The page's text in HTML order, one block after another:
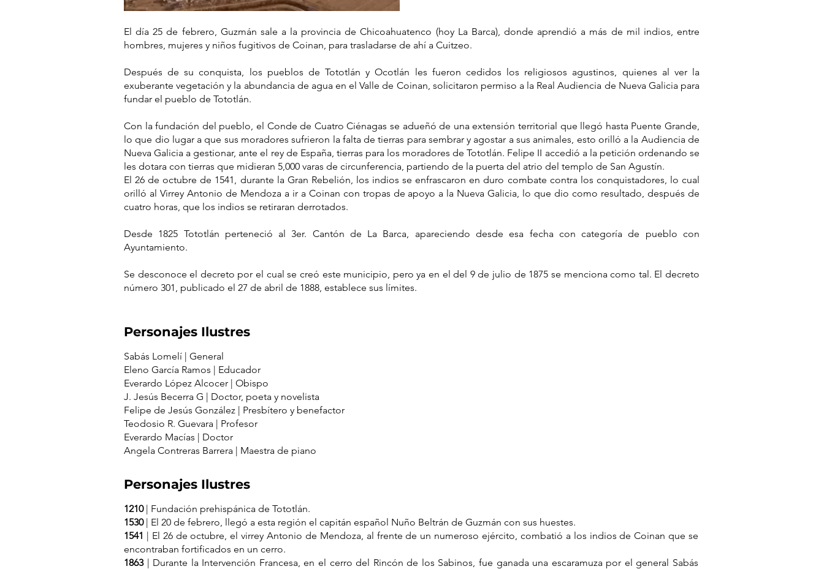
El día 25 de febrero, Guzmán sale a la provincia de Chicoahuatenco (hoy La Barca), donde aprendió a más de mil indios, entre
hombres, mujeres y niños fugitivos de Coinan, para trasladarse de ahí a Cuitzeo.
Después de su conquista, los pueblos de Tototlán y Ocotlán les fueron cedidos los religiosos agustinos, quienes al ver la
exuberante vegetación y la abundancia de agua en el Valle de Coinan, solicitaron permiso a la Real Audiencia de Nueva Galicia para
fundar el pueblo de Tototlán.
Con la fundación del pueblo, el Conde de Cuatro Ciénagas se adueñó de una extensión territorial que llegó hasta Puente Grande,
lo que dio lugar a que sus moradores sufrieron la falta de tierras para sembrar y agostar a sus animales, esto orilló a la Audiencia de
Nueva Galicia a gestionar, ante el rey de España, tierras para los moradores de Tototlán. Felipe II accedió a la petición ordenando se
les dotara con tierras que midieran 5,000 varas de circunferencia, partiendo de la puerta del atrio del templo de San Agustín.
El 26 de octubre de 1541, durante la Gran Rebelión, los indios se enfrascaron en duro combate contra los conquistadores, lo cual
orilló al Virrey Antonio de Mendoza a ir a Coinan con tropas de apoyo a la Nueva Galicia, lo que dio como resultado, después de
cuatro horas, que los indios se retiraran derrotados.
Desde 1825 Tototlán perteneció al 3er. Cantón de La Barca, apareciendo desde esa fecha con categoría de pueblo con
Ayuntamiento.
Se desconoce el decreto por el cual se creó este municipio, pero ya en el del 9 de julio de 1875 se menciona como tal. El decreto
número 301, publicado el 27 de abril de 1888, establece sus límites.
Personajes Ilustres
Sabás Lomelí | General
Eleno García Ramos | Educador
Everardo López Alcocer | Obispo
J. Jesús Becerra G | Doctor, poeta y novelista
Felipe de Jesús González | Presbítero y benefactor
Teodosio R. Guevara | Profesor
Everardo Macías | Doctor
Angela Contreras Barrera | Maestra de piano
Personajes Ilustres
1210| Fundación prehispánica de Tototlán.
1530| El 20 de febrero, llegó a esta región el capitán español Nuño Beltrán de Guzmán con sus huestes.
1541 | El 26 de octubre, el virrey Antonio de Mendoza, al frente de un numeroso ejército, combatió a los indios de Coinan que se
encontraban fortificados en un cerro.
1863| Durante la Intervención Francesa, en el cerro del Rincón de los Sabinos, fue ganada una escaramuza por el general Sabás